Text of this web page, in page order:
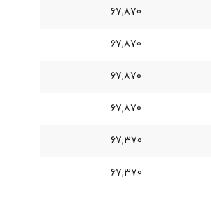
67,870
67,870
67,870
67,870
67,370
67,370